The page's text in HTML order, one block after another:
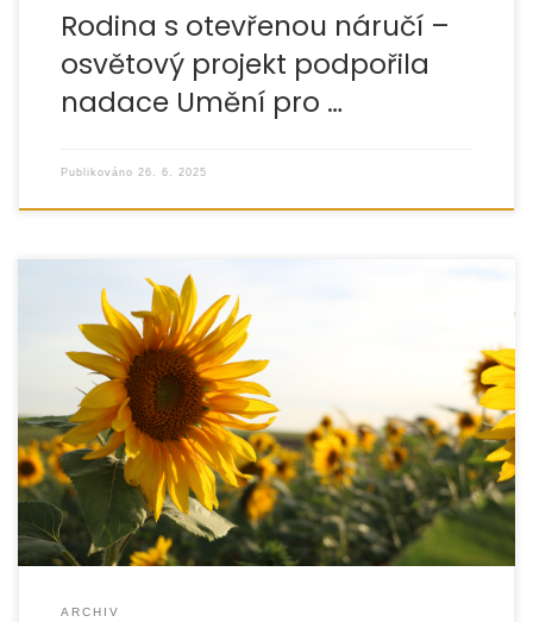
Rodina s otevřenou náručí –
osvětový projekt podpořila
nadace Umění pro …
Publikováno 26. 6. 2025
S blížícím se letním obdobím oznamujeme změnu
provozní doby našich služeb. V průběhu měsíců července
a srpna pořádáme řadu zážitkových a pobytových
ARCHIV